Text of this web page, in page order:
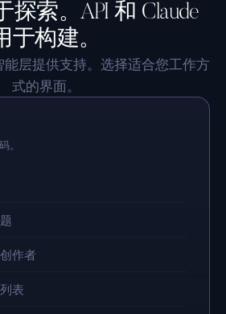
探索。API 和 Claude
于构建。
层提供支持。选择适合您工作方
式的界面。
。
作者
表